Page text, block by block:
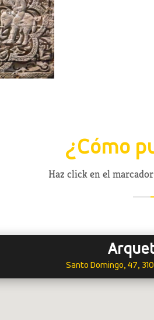
¿Cómo
Haz click en el
Santo Domingo, 47,